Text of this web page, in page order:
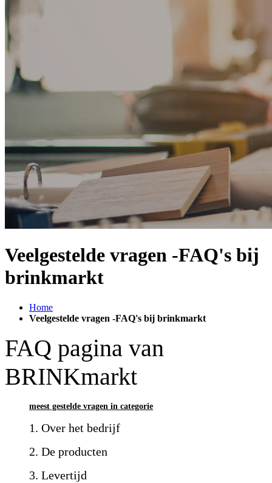
Veelgestelde vragen -FAQ's bij
brinkmarkt
Home
Veelgestelde vragen -FAQ's bij brinkmarkt
FAQ pagina van
BRINKmarkt
meest gestelde vragen in categorie
1. Over het bedrijf
2. De producten
3. Levertijd